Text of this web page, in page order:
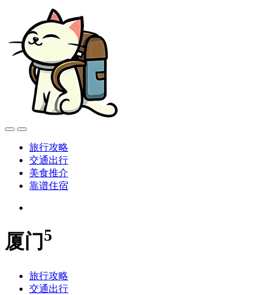
旅行攻略
交通出行
美食推介
靠谱住宿
厦门 5
旅行攻略
交通出行